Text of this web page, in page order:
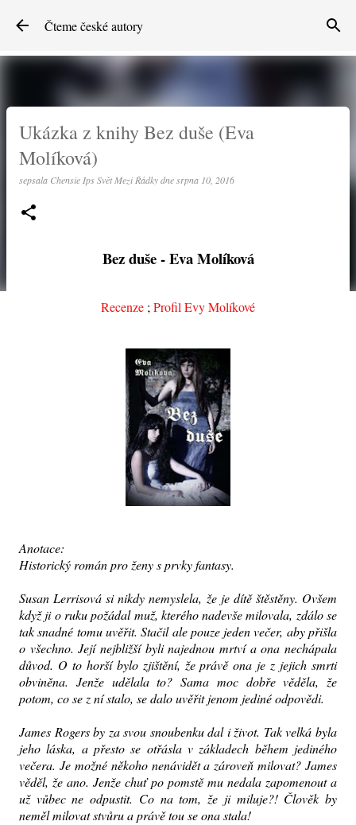
Přeskočit na hlavní obsah
Čteme české autory
Ukázka z knihy Bez duše (Eva
Molíková)
sepsala Chensie Ips Svět Mezi Řádkydnesrpna 10, 2016
Bez duše - Eva Molíková
Recenze ; Profil Evy Molíkové
Anotace:
Historický román pro ženy s prvky fantasy.
Susan Lerrisová si nikdy nemyslela, že je dítě štěstěny. Ovšem
když ji o ruku požádal muž, kterého nadevše milovala, zdálo se
tak snadné tomu uvěřit. Stačil ale pouze jeden večer, aby přišla
o všechno. Její nejbližší byli najednou mrtví a ona nechápala
důvod. O to horší bylo zjištění, že právě ona je z jejich smrti
obviněna. Jenže udělala to? Sama moc dobře věděla, že
potom, co se z ní stalo, se dalo uvěřit jenom jediné odpovědi.
James Rogers by za svou snoubenku dal i život. Tak velká byla
jeho láska, a přesto se otřásla v základech během jediného
večera. Je možné někoho nenávidět a zároveň milovat? James
věděl, že ano. Jenže chuť po pomstě mu nedala zapomenout a
už vůbec ne odpustit. Co na tom, že ji miluje?! Člověk by
neměl milovat stvůru a právě tou se ona stala!